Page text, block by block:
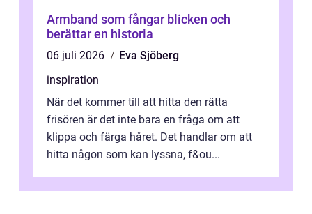
Armband som fångar blicken och
berättar en historia
06 juli 2026
Eva Sjöberg
inspiration
När det kommer till att hitta den rätta
frisören är det inte bara en fråga om att
klippa och färga håret. Det handlar om att
hitta någon som kan lyssna, f&ou...